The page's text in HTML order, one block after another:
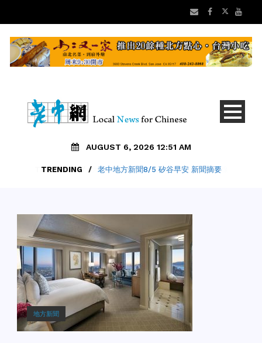
AUGUST 6, 2026 12:51 AM
TRENDING / 老中地方新聞8/5 矽谷早安 新聞摘要
地方新聞